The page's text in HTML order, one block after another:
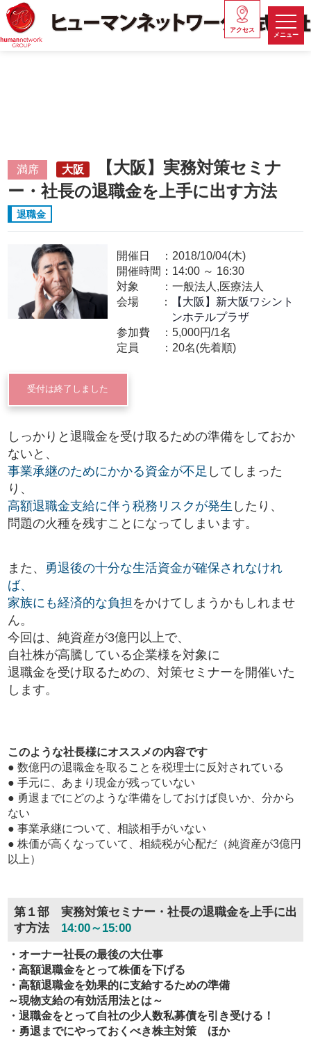
メニュー
アクセス
満席 大阪
【大阪】実務対策セミナ
ー・社長の退職金を上手に出す方法
退職金
開催日
2018/10/04(木)
開催時間： 14:00～ 16:30
対象
一般法人,医療法人
会場
【大阪】新大阪ワシント
ンホテルプラザ
参加費
5,000円/1名
定員
20名(先着順)
受付は終了しました
しっかりと退職金を受け取るための準備をしておか
ないと、
事業承継のためにかかる資金が不足 してしまった
り、
高額退職金支給に伴う税務リスクが発生 したり、
問題の火種を残すことになってしまいます。
また、 勇退後の十分な生活資金が確保されなけれ
ば、
家族にも経済的な負担 をかけてしまうかもしれませ
ん。
今回は、純資産が3億円以上で、
自社株が高騰している企業様を対象に
退職金を受け取るための、対策セミナーを開催いた
します。
このような社長様にオススメの内容です
● 数億円の退職金を取ることを税理士に反対されている
● 手元に、あまり現金が残っていない
● 勇退までにどのような準備をしておけば良いか、分から
ない
● 事業承継について、相談相手がいない
● 株価が高くなっていて、相続税が心配だ（純資産が3億円
以上）
第１部 実務対策セミナー・社長の退職金を上手に出
す方法 14:00～15:00
・オーナー社長の最後の大仕事
・高額退職金をとって株価を下げる
・高額退職金を効果的に支給するための準備
～現物支給の有効活用法とは～
・退職金をとって自社の少人数私募債を引き受ける！
・勇退までにやっておくべき株主対策 ほか